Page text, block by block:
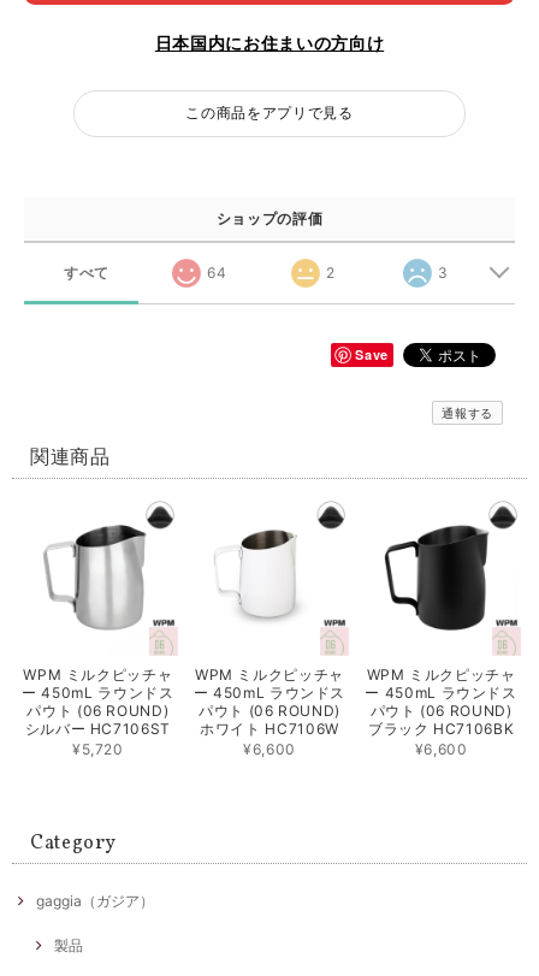
日本国内にお住まいの方向け
この商品をアプリで見る
ショップの評価
すべて 64 2 3
Save
通報する
関連商品
WPM ミルクピッチャ
ー 450mL ラウンドス
パウト (06 ROUND)
シルバー HC7106ST
¥5,720
WPM ミルクピッチャ
ー 450mL ラウンドス
パウト (06 ROUND)
ホワイト HC7106W
¥6,600
WPM ミルクピッチャ
ー 450mL ラウンドス
パウト (06 ROUND)
ブラック HC7106BK
¥6,600
Category
gaggia（ガジア）
製品